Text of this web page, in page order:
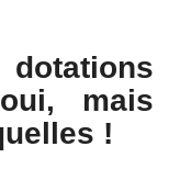
mais
!